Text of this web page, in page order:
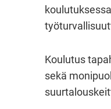
Koulutus
sekä